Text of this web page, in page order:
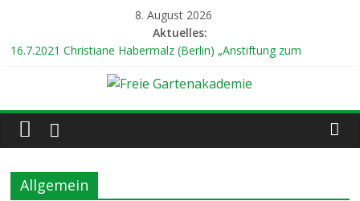
springen
8. August 2026
Aktuelles:
16.7.2021 Christiane Habermalz (Berlin) „Anstiftung zum
24.7.2021 Prof. Dr. Gert Gröning (Berlin) „Mein weltweiter
8.8.2021 Dr. Renate Hücking (Hamburg) „Unterwegs zu den
Gärten der Welt“
bessere Welt“
22.8.2021 19 Uhr Abschlusskonzert mit dem Duo
Freie
Gartenakademie
hier
Allgemein